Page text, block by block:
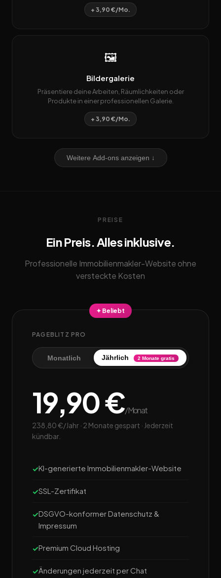
+ 3,90 €/Mo.
🖼️
Bildergalerie
Präsentiere deine Arbeiten, Räumlichkeiten oder
Produkte in einer professionellen Galerie.
+ 3,90 €/Mo.
Weitere Add-ons anzeigen ↓
PREISE
Ein Preis. Alles inklusive.
Professionelle Immobilienmakler-Website ohne
versteckte Kosten
✦ Beliebt
PAGEBLITZ PRO
Monatlich Jährlich 2 Monate gratis
19,90 €/Monat
238,80 €/Jahr · 2 Monate gespart · Jederzeit
kündbar.
KI-generierte Immobilienmakler-Website
SSL-Zertifikat
DSGVO-konformer Datenschutz &
Impressum
Premium Cloud Hosting
Änderungen jederzeit per Chat